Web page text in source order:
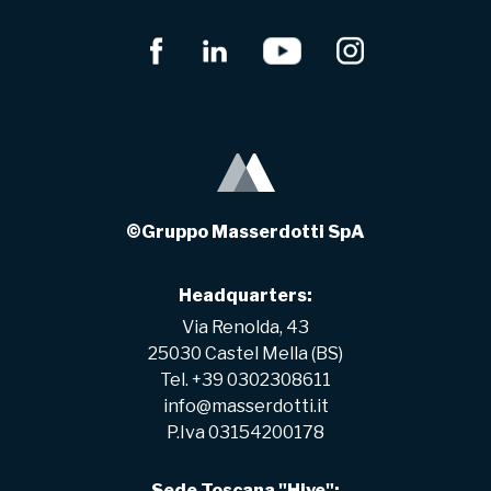
©Gruppo Masserdotti SpA
Headquarters:
Via Renolda, 43
25030 Castel Mella (BS)
Tel. +39 0302308611
info@masserdotti.it
P.Iva 03154200178